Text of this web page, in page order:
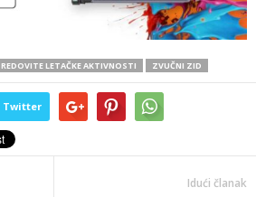
REDOVITE LETAČKE AKTIVNOSTI ZVUČNI ZID
Twitter
Idući članak